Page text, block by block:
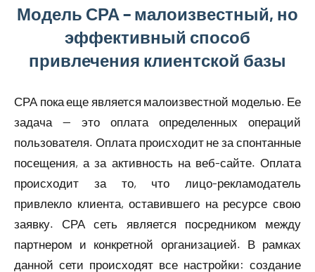
Модель СРА – малоизвестный, но
эффективный способ
привлечения клиентской базы
СРА пока еще является малоизвестной моделью. Ее
задача — это оплата определенных операций
пользователя. Оплата происходит не за спонтанные
посещения, а за активность на веб-сайте. Оплата
происходит за то, что лицо-рекламодатель
привлекло клиента, оставившего на ресурсе свою
заявку. СРА сеть является посредником между
партнером и конкретной организацией. В рамках
данной сети происходят все настройки: создание